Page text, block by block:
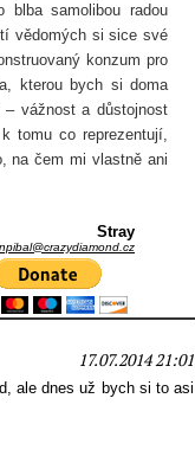
blba samolibou radou
vědomých si sice své
konzum pro
kterou bych si doma
– vážnost a důstojnost
tomu co reprezentují,
na čem mi vlastně ani
Stray
17.07.2014 21:01
ale dnes už bych si to asi